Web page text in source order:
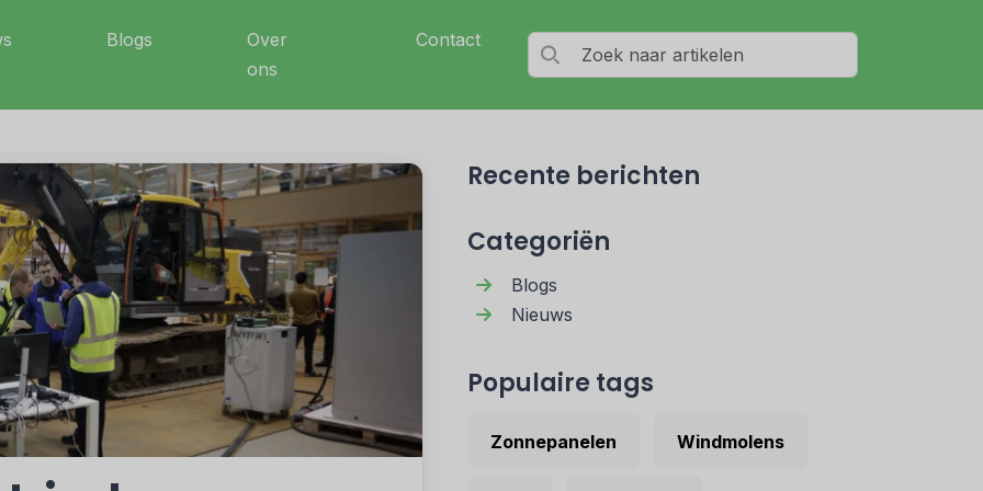
Blogs
Over
ons
Contact
Recente berichten
Categoriën
Blogs
Nieuws
Populaire tags
Zonnepanelen Windmolens